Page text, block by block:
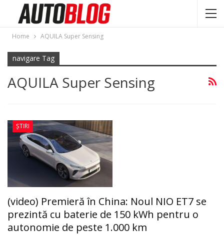
Home AQUILA Super Sensing
navigare Tag
AQUILA Super Sensing
ȘTIRI
(video) Premieră în China: Noul NIO ET7 se
prezintă cu baterie de 150 kWh pentru o
autonomie de peste 1.000 km